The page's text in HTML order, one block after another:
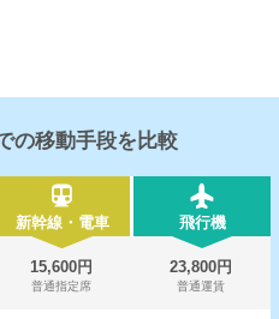
の移動手段を比較
新幹線・電車 飛行機
15,600円
普通指定席
23,800円
普通運賃